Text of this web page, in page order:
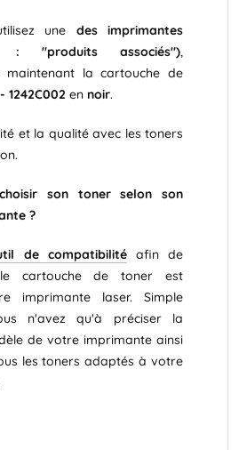
une des imprimantes
: "produits associés"),
maintenant la cartouche de
1242C002 en noir.
et la qualité avec les toners
son toner selon son
?
de compatibilitéafin de
cartouche de toner est
imprimante laser. Simple
n'avez qu'à préciser la
de votre imprimante ainsi
les toners adaptés à votre